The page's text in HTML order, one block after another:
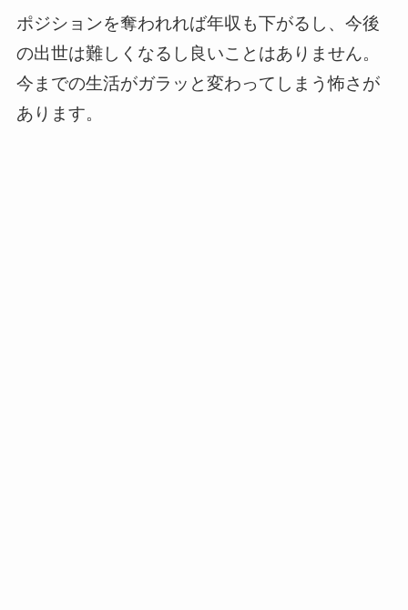
ポジションを奪われれば年収も下がるし、今後
の出世は難しくなるし良いことはありません。
今までの生活がガラッと変わってしまう怖さが
あります。